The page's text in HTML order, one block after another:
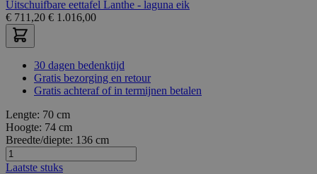
Uitschuifbare eettafel Lanthe - laguna eik
€ 711,20 € 1.016,00
30 dagen bedenktijd
Gratis bezorging en retour
Gratis achteraf of in termijnen betalen
Lengte: 70 cm
Hoogte: 74 cm
Breedte/diepte: 136 cm
Laatste stuks